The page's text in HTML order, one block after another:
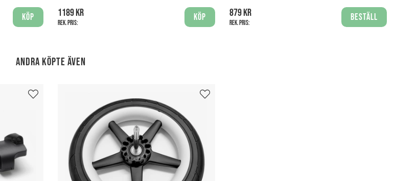
Köp 1189 kr
Rek. pris:
Köp 879 kr
Rek. pris:
Beställ
Andra köpte även